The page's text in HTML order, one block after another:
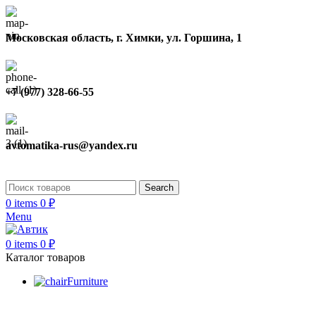
Московская область, г. Химки, ул. Горшина, 1
+7 (977) 328-66-55
avtomatika-rus@yandex.ru
Search
0 items 0 ₽
Menu
0 items 0 ₽
Каталог товаров
Furniture